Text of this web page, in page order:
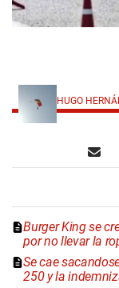
HUGO
Burger King se
por no llevar la
Se cae
250 y la